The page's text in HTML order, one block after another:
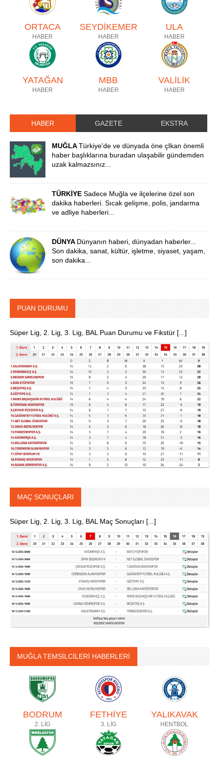
ORTACA
HABER
SEYDİKEMER
HABER
ULA
HABER
YATAĞAN
HABER
MBB
HABER
VALİLİK
HABER
HABER GAZETE EKSTRA
MUĞLATürkiye'de ve dünyada öne çIkan önemli
haber başlıklarına buradan ulaşabilir gündemden
uzak kalmazsınız...
TÜRKİYESadece Muğla ve ilçelerine özel son
dakika haberleri. Sıcak gelişme, polis, jandarma
ve adliye haberleri...
DÜNYA Dünyanın haberi, dünyadan haberler...
Son dakika, sanat, kültür, işletme, siyaset, yaşam,
son dakika...
PUAN DURUMU
Süper Lig, 2. Lig, 3. Lig, BAL Puan Durumu ve Fikstür [...]
MAÇ SONUÇLARI
Süper Lig, 2. Lig, 3. Lig, BAL Maç Sonuçları [...]
MUĞLA TEMSİLCİLERİ HABERLERİ
BODRUM
2. LİG
FETHİYE
3. LİG
YALIKAVAK
HENTBOL